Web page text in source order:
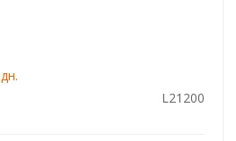
L21200